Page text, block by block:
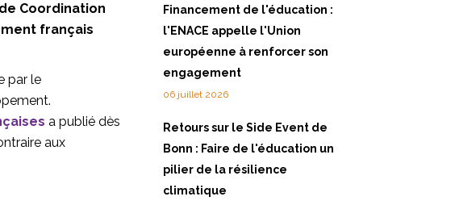
Coordination
français
par le
a publié dès
aux
Financement de l'éducation :
l'ENACE appelle l'Union
européenne à renforcer son
engagement
06 juillet 2026
Retours sur le Side Event de
Bonn : Faire de l'éducation un
pilier de la résilience
climatique